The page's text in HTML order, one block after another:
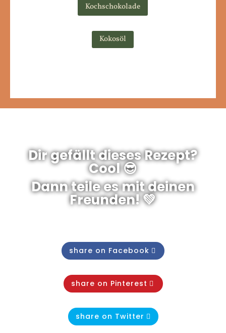
Kochschokolade
Kokosöl
Dir gefällt dieses Rezept?
Cool 😎
Dann teile es mit deinen
Freunden! 💚
share on Facebook
share on Pinterest
share on Twitter